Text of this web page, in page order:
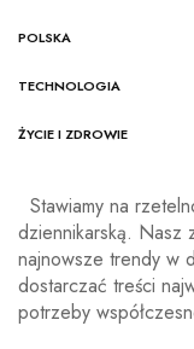
POLSKA
TECHNOLOGIA
ŻYCIE I ZDROWIE
Stawiamy na
dziennikarską. Nasz
najnowsze trendy w
dostarczać treści
potrzeby